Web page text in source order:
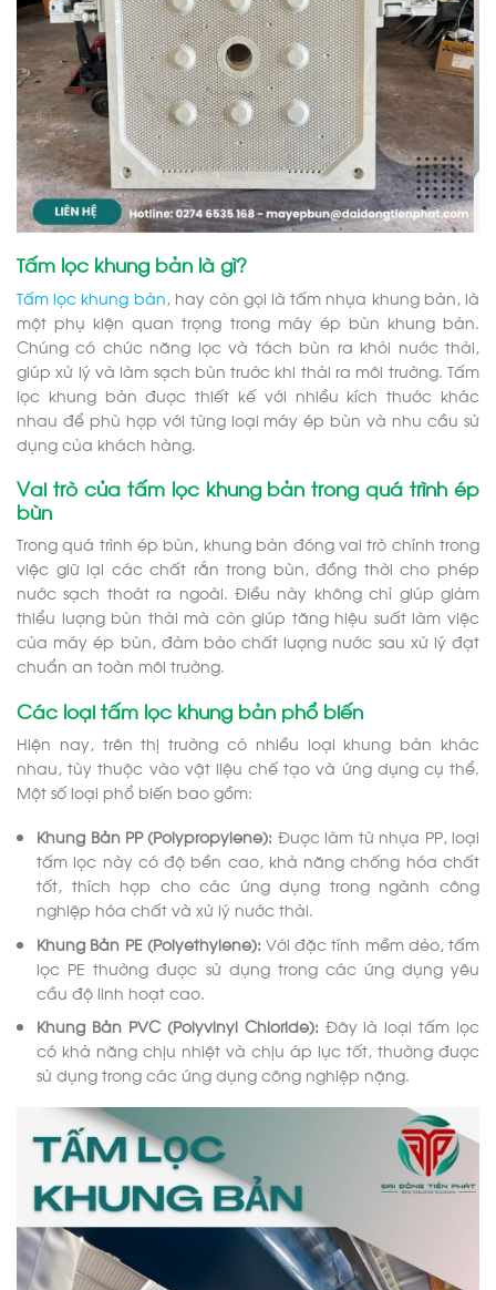
Tấm lọc khung bản là gì?
Tấm lọc khung bản, hay còn gọi là tấm nhựa khung bản, là
một phụ kiện quan trọng trong máy ép bùn khung bản.
Chúng có chức năng lọc và tách bùn ra khỏi nước thải,
giúp xử lý và làm sạch bùn trước khi thải ra môi trường. Tấm
lọc khung bản được thiết kế với nhiều kích thước khác
nhau để phù hợp với từng loại máy ép bùn và nhu cầu sử
dụng của khách hàng.
Vai trò của tấm lọc khung bản trong quá trình ép
bùn
Trong quá trình ép bùn, khung bản đóng vai trò chính trong
việc giữ lại các chất rắn trong bùn, đồng thời cho phép
nước sạch thoát ra ngoài. Điều này không chỉ giúp giảm
thiểu lượng bùn thải mà còn giúp tăng hiệu suất làm việc
của máy ép bùn, đảm bảo chất lượng nước sau xử lý đạt
chuẩn an toàn môi trường.
Các loại tấm lọc khung bản phổ biến
Hiện nay, trên thị trường có nhiều loại khung bản khác
nhau, tùy thuộc vào vật liệu chế tạo và ứng dụng cụ thể.
Một số loại phổ biến bao gồm:
Khung Bản PP (Polypropylene): Được làm từ nhựa PP, loại
tấm lọc này có độ bền cao, khả năng chống hóa chất
tốt, thích hợp cho các ứng dụng trong ngành công
nghiệp hóa chất và xử lý nước thải.
Khung Bản PE (Polyethylene): Với đặc tính mềm dẻo, tấm
lọc PE thường được sử dụng trong các ứng dụng yêu
cầu độ linh hoạt cao.
Khung Bản PVC (Polyvinyl Chloride): Đây là loại tấm lọc
có khả năng chịu nhiệt và chịu áp lực tốt, thường được
sử dụng trong các ứng dụng công nghiệp nặng.